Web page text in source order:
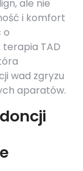
ale nie
i komfort
o
TAD
wad zgryzu
aparatów.